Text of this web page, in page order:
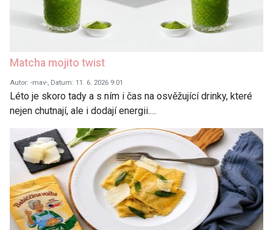
Matcha mojito twist
Autor: -mav-, Datum: 11. 6. 2026 9:01
Léto je skoro tady a s ním i čas na osvěžující drinky, které
nejen chutnají, ale i dodají energii.…